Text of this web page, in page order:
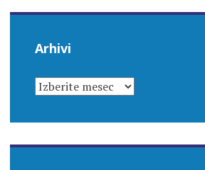
Arhivi
ARHIVI